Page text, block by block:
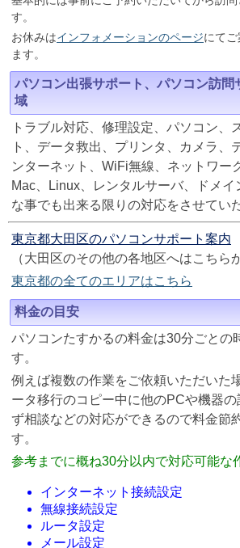
す。
お休みはインフォメーションのページにて
ます。
パソコン出張サポート、パソコン訪問
域
トラブル対応、修理設定、パソコン、
ト、データ救出、プリンタ、カメラ、
ンターネット、WiFi無線、ネットワー
Mac、Linux、レンタルサーバ、ドメイ
な事でも出来る限りの対応をさせてい
東京都大田区のパソコンサポート案内
（大田区のその他の各地区へはこちら
東京都の全てのエリアはこちら
料金の目安
パソコンたすかるの料金は30分ごとの
す。
例えば複数の作業をご依頼いただいた
ータ移行のコピー中に他のPCや機器
ず相談などの対応ができるので料金節
す。
参考までに概ね30分以内で対応可能な
インターネット接続設定
無線接続設定
ルータ設定
メール設定